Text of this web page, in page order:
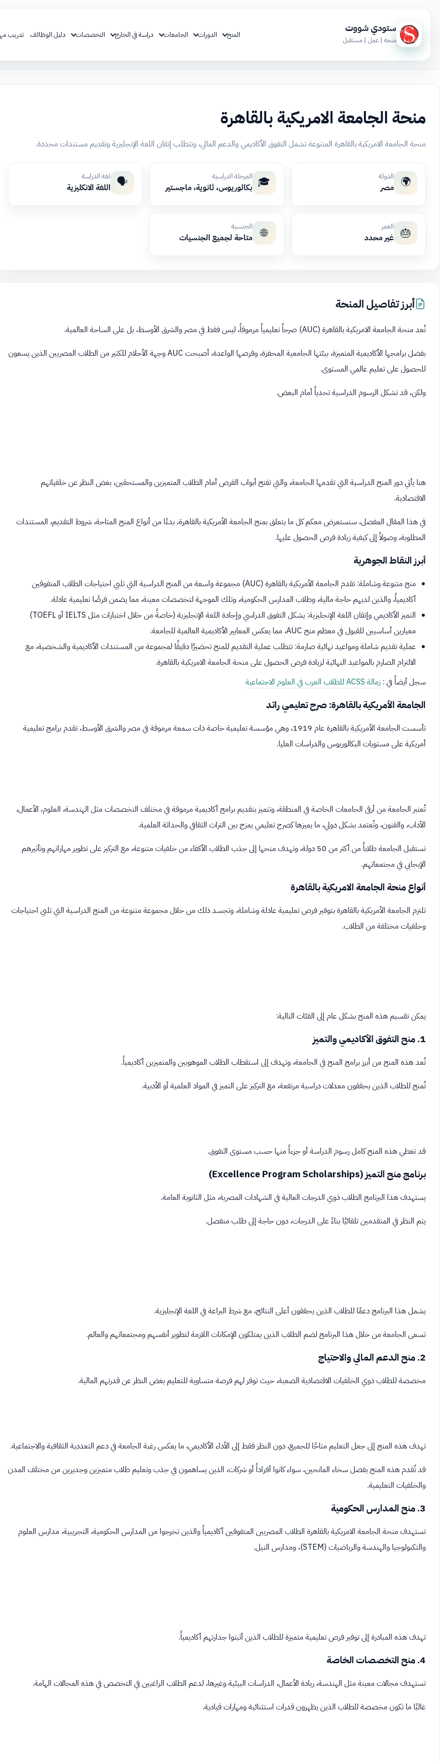
ستودي شووت
منحة | عمل | مستقبل
المنح الدورات الجامعات دراسة في الخارج التخصصات دليل الوظائف تدريب
منحة الجامعة الامريكية بالقاهرة
منحة الجامعة الامريكية بالقاهرة المتنوعة تشمل التفوق الأكاديمي والدعم المالي، وتتطلب إتقان اللغة الإنجليزية وتقديم مستندات محددة.
🌍 الدولة
مصر 🎓 المرحلة الدراسية
بكالوريوس، ثانوية، ماجستير 🗣️ لغة الدراسة
اللغة الانكليزية
🎂 العمر
غير محدد 🌐 الجنسية
متاحة لجميع الجنسيات
أبرز تفاصيل المنحة
تُعد منحة الجامعة الامريكية بالقاهرة (AUC) صرحاً تعليمياً مرموقاً، ليس فقط في مصر والشرق الأوسط، بل على الساحة العالمية.
بفضل برامجها الأكاديمية المتميزة، بيئتها الجامعية المحفزة، وفرصها الواعدة، أصبحت AUC وجهة الأحلام للكثير من الطلاب المصريين الذين يسعون
للحصول على تعليم عالمي المستوى.
ولكن، قد تشكل الرسوم الدراسية تحدياً أمام البعض.
هنا يأتي دور المنح الدراسية التي تقدمها الجامعة، والتي تفتح أبواب الفرص أمام الطلاب المتميزين والمستحقين، بغض النظر عن خلفياتهم
الاقتصادية.
في هذا المقال المفصل، سنستعرض معكم كل ما يتعلق بمنح الجامعة الأمريكية بالقاهرة، بدءًا من أنواع المنح المتاحة، شروط التقديم، المستندات
المطلوبة، وصولاً إلى كيفية زيادة فرص الحصول عليها.
أبرز النقاط الجوهرية
منح متنوعة وشاملة: تقدم الجامعة الأمريكية بالقاهرة (AUC) مجموعة واسعة من المنح الدراسية التي تلبي احتياجات الطلاب المتفوقين
أكاديمياً، والذين لديهم حاجة مالية، وطلاب المدارس الحكومية، وتلك الموجهة لتخصصات معينة، مما يضمن فرصًا تعليمية عادلة.
التميز الأكاديمي وإتقان اللغة الإنجليزية: يشكل التفوق الدراسي وإجادة اللغة الإنجليزية (خاصةً من خلال اختبارات مثل IELTS أو TOEFL)
معيارين أساسيين للقبول في معظم منح AUC، مما يعكس المعايير الأكاديمية العالمية للجامعة.
عملية تقديم شاملة ومواعيد نهائية صارمة: تتطلب عملية التقديم للمنح تحضيرًا دقيقًا لمجموعة من المستندات الأكاديمية والشخصية، مع
الالتزام الصارم بالمواعيد النهائية لزيادة فرص الحصول على منحة الجامعة الامريكية بالقاهرة.
سجل أيضاً في : زمالة ACSS للطلاب العرب في العلوم الاجتماعية
الجامعة الأمريكية بالقاهرة: صرح تعليمي رائد
تأسست الجامعة الأمريكية بالقاهرة عام 1919، وهي مؤسسة تعليمية خاصة ذات سمعة مرموقة في مصر والشرق الأوسط، تقدم برامج تعليمية
أمريكية على مستويات البكالوريوس والدراسات العليا.
تُعتبر الجامعة من أرقى الجامعات الخاصة في المنطقة، وتتميز بتقديم برامج أكاديمية مرموقة في مختلف التخصصات مثل الهندسة، العلوم، الأعمال،
الآداب، والفنون، وتُعتمد بشكل دولي، ما يميزها كصرح تعليمي يمزج بين التراث الثقافي والحداثة العلمية.
تستقبل الجامعة طلاباً من أكثر من 50 دولة، وتهدف منحها إلى جذب الطلاب الأكفاء من خلفيات متنوعة، مع التركيز على تطوير مهاراتهم وتأثيرهم
الإيجابي في مجتمعاتهم.
أنواع منحة الجامعة الامريكية بالقاهرة
تلتزم الجامعة الأمريكية بالقاهرة بتوفير فرص تعليمية عادلة وشاملة، وتجسد ذلك من خلال مجموعة متنوعة من المنح الدراسية التي تلبي احتياجات
وخلفيات مختلفة من الطلاب.
يمكن تقسيم هذه المنح بشكل عام إلى الفئات التالية:
1. منح التفوق الأكاديمي والتميز
تُعد هذه المنح من أبرز برامج المنح في الجامعة، وتهدف إلى استقطاب الطلاب الموهوبين والمتميزين أكاديمياً.
تُمنح للطلاب الذين يحققون معدلات دراسية مرتفعة، مع التركيز على التميز في المواد العلمية أو الأدبية.
قد تغطي هذه المنح كامل رسوم الدراسة أو جزءاً منها حسب مستوى التفوق.
برنامج منح التميز (Excellence Program Scholarships)
يستهدف هذا البرنامج الطلاب ذوي الدرجات العالية في الشهادات المصرية، مثل الثانوية العامة.
يتم النظر في المتقدمين تلقائيًا بناءً على الدرجات، دون حاجة إلى طلب منفصل.
يشمل هذا البرنامج دعمًا للطلاب الذين يحققون أعلى النتائج، مع شرط البراعة في اللغة الإنجليزية.
تسعى الجامعة من خلال هذا البرنامج لضم الطلاب الذين يمتلكون الإمكانات اللازمة لتطوير أنفسهم ومجتمعاتهم والعالم.
2. منح الدعم المالي والاحتياج
مخصصة للطلاب ذوي الخلفيات الاقتصادية الصعبة، حيث توفر لهم فرصة متساوية للتعليم بغض النظر عن قدرتهم المالية.
تهدف هذه المنح إلى جعل التعليم متاحًا للجميع، دون النظر فقط إلى الأداء الأكاديمي، ما يعكس رغبة الجامعة في دعم التعددية الثقافية والاجتماعية.
قد تُقدم هذه المنح بفضل سخاء المانحين، سواء كانوا أفراداً أو شركات، الذين يساهمون في جذب وتعليم طلاب متميزين وجديرين من مختلف المدن
والخلفيات التعليمية.
3. منح المدارس الحكومية
تستهدف منحة الجامعة الامريكية بالقاهرة الطلاب المصريين المتفوقين أكاديمياً والذين تخرجوا من المدارس الحكومية، التجريبية، مدارس العلوم
والتكنولوجيا والهندسة والرياضيات (STEM)، ومدارس النيل.
تهدف هذه المبادرة إلى توفير فرص تعليمية متميزة للطلاب الذين أثبتوا جدارتهم أكاديمياً.
4. منح التخصصات الخاصة
تستهدف مجالات معينة مثل الهندسة، ريادة الأعمال، الدراسات البيئية وغيرها، لدعم الطلاب الراغبين في التخصص في هذه المجالات الهامة.
غالبًا ما تكون مخصصة للطلاب الذين يظهرون قدرات استثنائية ومهارات قيادية.